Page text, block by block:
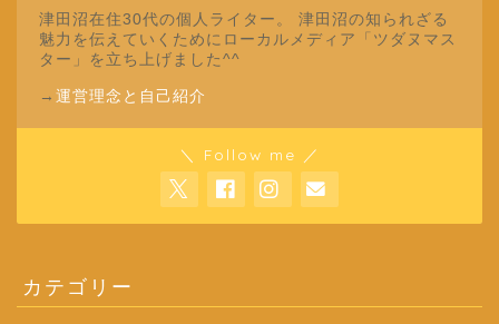
津田沼在住30代の個人ライター。 津田沼の知られざる
魅力を伝えていくためにローカルメディア「ツダヌマス
ター」を立ち上げました^^
→ 運営理念と自己紹介
＼ Follow me ／
カテゴリー